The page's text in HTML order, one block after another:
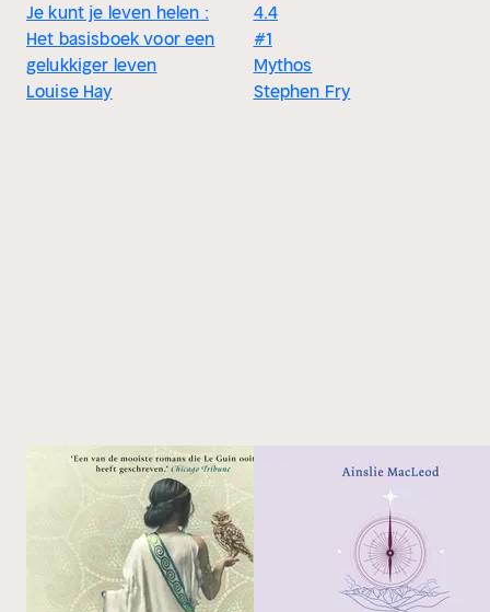
Je kunt je leven helen :
Het basisboek voor een
gelukkiger leven
Louise Hay
4.4
#1
Mythos
Stephen Fry